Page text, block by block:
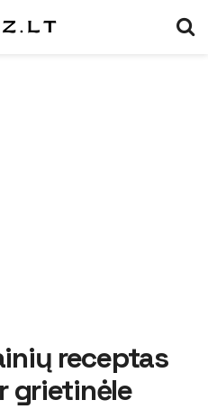
receptas
grietinėle